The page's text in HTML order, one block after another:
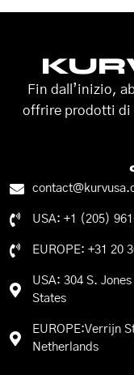
Fin dall’inizio,
offrire prodotti di
USA: +1 (205)
EUROPE: +31 20
USA: 304 S.
States
EUROPE:Verrijn
Netherlands